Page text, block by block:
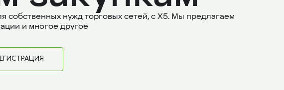
собственных нужд торговых сетей, с X5. Мы предлагаем
и многое другое